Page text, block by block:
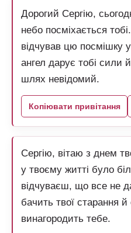
Дорогий Сергію,
небо посміхається
відчував цю посмішку
ангел дарує тобі сили
шлях невідомий.
Копіювати привітання
Сергію, вітаю з днем
у твоєму житті було
відчуваєш, що все не
бачить твої старання й
винагородить тебе.